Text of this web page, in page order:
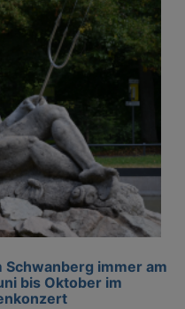
immer am
bis Oktober im